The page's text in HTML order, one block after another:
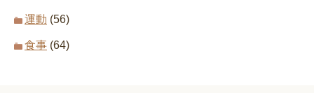
運動 (56)
食事 (64)